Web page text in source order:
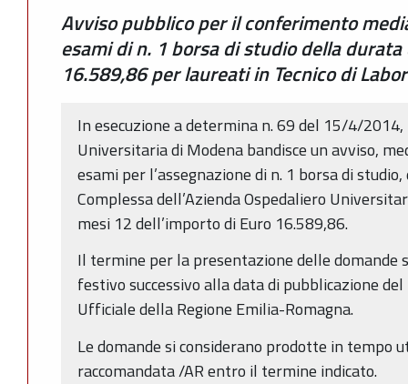
Avviso pubblico per il conferimento
esami di n. 1 borsa di studio della
16.589,86 per laureati in Tecnico di
In esecuzione a determina n. 69 del 15/4/2014,
Universitaria di Modena bandisce un avviso,
esami per l’assegnazione di n. 1 borsa di
Complessa dell’Azienda Ospedaliero
mesi 12 dell’importo di Euro 16.589,86.
Il termine per la presentazione delle domande
festivo successivo alla data di pubblicazione
Ufficiale della Regione Emilia-Romagna.
Le domande si considerano prodotte in tempo
raccomandata /AR entro il termine indicato.